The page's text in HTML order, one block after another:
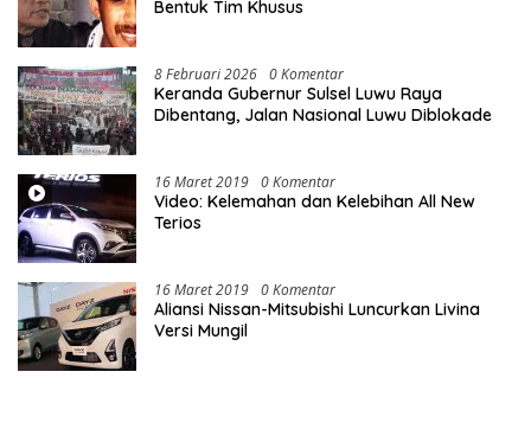
Bentuk Tim Khusus
8 Februari 2026 0 Komentar
Keranda Gubernur Sulsel Luwu Raya
Dibentang, Jalan Nasional Luwu Diblokade
16 Maret 2019 0 Komentar
Video: Kelemahan dan Kelebihan All New
Terios
16 Maret 2019 0 Komentar
Aliansi Nissan-Mitsubishi Luncurkan Livina
Versi Mungil